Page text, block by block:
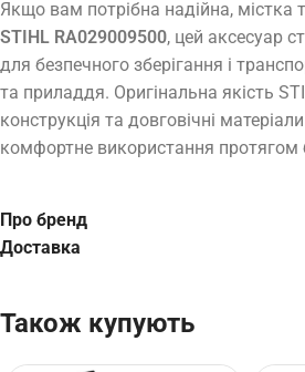
Якщо вам потрібна надійна, містка
STIHL RA029009500, цей аксесуар
для безпечного зберігання і
та приладдя. Оригінальна якість
конструкція та довговічні
комфортне використання протягом
Про бренд
Доставка
Також купують